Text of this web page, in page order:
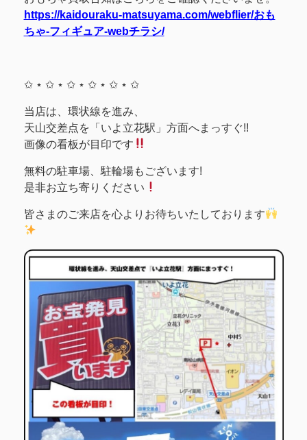
https://kaidouraku-matsuyama.com/webflier/おも
ちゃ-フィギュア-webチラシ/
✩ ⋆ ✩ ⋆ ✩ ⋆ ✩ ⋆ ✩ ⋆ ✩
当店は、環状線を進み、
天山交差点を「いよ立花駅」方面へまっすぐ!!
画像の看板が目印です
無料の駐車場、駐輪場もございます!
是非お立ち寄りください
皆さまのご来店を心よりお待ちいたしております